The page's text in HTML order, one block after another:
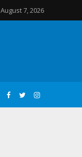
August 7, 2026